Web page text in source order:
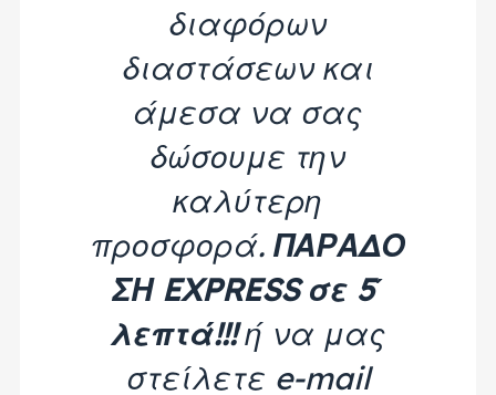
διαφόρων
διαστάσεων και
άμεσα να σας
δώσουμε την
καλύτερη
προσφορά. ΠΑΡΑΔΟ
ΣΗ EXPRESS σε 5΄
λεπτά!!!ή να μας
στείλετε e-mail